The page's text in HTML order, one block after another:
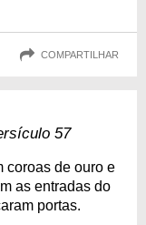
COMPARTILHAR
57
coroas de ouro e
as entradas do
portas.